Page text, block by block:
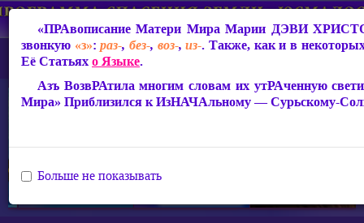
«ПРАвописание Матери МираМарии ДЭВИ
звонкую «з»:раз-,без-, воз-,из-. Также, как и в
Её Статьяхо Языке.
Азъ ВозвРАтила многим словам их утРАченную
Мира» Приблизился к ИзНАЧАльному — Сурьскому-
Больше не показывать